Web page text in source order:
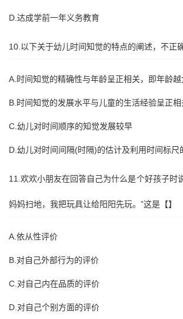
D.达成学前一年义务教育
10.以下关于幼儿时间知觉的特点的阐述，不正
A.时间知觉的精确性与年龄呈正相关，即年龄
B.时间知觉的发展水平与儿童的生活经验呈正相
C.幼儿对时间顺序的知觉发展较早
D.幼儿对时间间隔(时隔)的估计及利用时间标尺
11.欢欢小朋友在回答自己为什么是个好孩子时
妈妈扫地，我把玩具让给阳阳先玩。”这是【】
A.依从性评价
B.对自己外部行为的评价
C.对自己内在品质的评价
D.对自己个别方面的评价